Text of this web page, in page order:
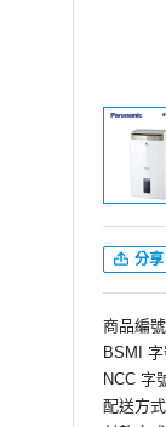
分享
商品編
BSMI
NCC 字
配送方